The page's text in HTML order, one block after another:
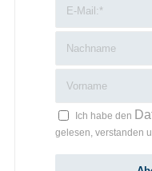
Ich habe den
gelesen, verstanden